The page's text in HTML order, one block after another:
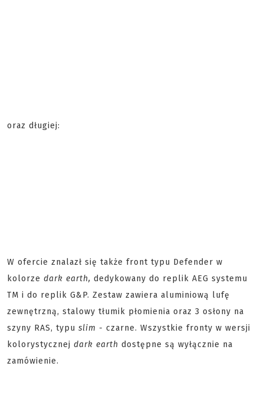
oraz długiej:
W ofercie znalazł się także front typu Defender w
kolorze dark earth, dedykowany do replik AEG systemu
TM i do replik G&P. Zestaw zawiera aluminiową lufę
zewnętrzną, stalowy tłumik płomienia oraz 3 osłony na
szyny RAS, typu slim - czarne. Wszystkie fronty w wersji
kolorystycznej dark earth dostępne są wyłącznie na
zamówienie.